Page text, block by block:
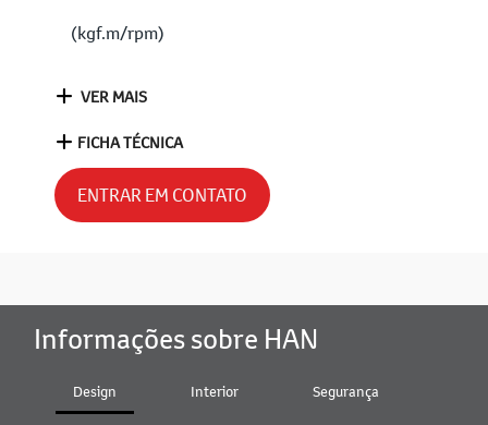
(kgf.m/rpm)
VER MAIS
FICHA TÉCNICA
ENTRAR EM CONTATO
Informações sobre HAN
Design Interior Segurança